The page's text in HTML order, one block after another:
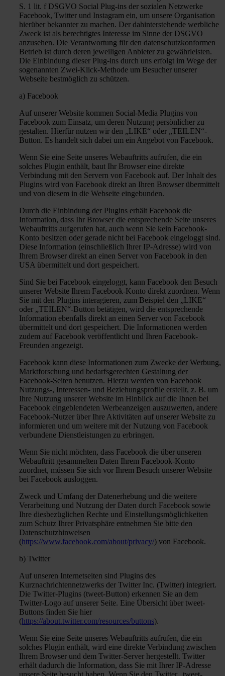
S. 1 lit. f DSGVO Social Plug-ins der sozialen Netzwerke
Facebook, Twitter und Instagram ein, um unsere Organisation
hierüber bekannter zu machen. Der dahinterstehende werbliche
Zweck ist als berechtigtes Interesse im Sinne der DSGVO
anzusehen. Die Verantwortung für den datenschutzkonformen
Betrieb ist durch deren jeweiligen Anbieter zu gewährleisten.
Die Einbindung dieser Plug-ins durch uns erfolgt im Wege der
sogenannten Zwei-Klick-Methode um Besucher unserer
Webseite bestmöglich zu schützen.
a) Facebook
Auf unserer Website kommen Social-Media Plugins von
Facebook zum Einsatz, um deren Nutzung persönlicher zu
gestalten. Hierfür nutzen wir den „LIKE“ oder „TEILEN“-
Button. Es handelt sich dabei um ein Angebot von Facebook.
Wenn Sie eine Seite unseres Webauftritts aufrufen, die ein
solches Plugin enthält, baut Ihr Browser eine direkte
Verbindung mit den Servern von Facebook auf. Der Inhalt des
Plugins wird von Facebook direkt an Ihren Browser übermittelt
und von diesem in die Webseite eingebunden.
Durch die Einbindung der Plugins erhält Facebook die
Information, dass Ihr Browser die entsprechende Seite unseres
Webauftritts aufgerufen hat, auch wenn Sie kein Facebook-
Konto besitzen oder gerade nicht bei Facebook eingeloggt sind.
Diese Information (einschließlich Ihrer IP-Adresse) wird von
Ihrem Browser direkt an einen Server von Facebook in den
USA übermittelt und dort gespeichert.
Sind Sie bei Facebook eingeloggt, kann Facebook den Besuch
unserer Website Ihrem Facebook-Konto direkt zuordnen. Wenn
Sie mit den Plugins interagieren, zum Beispiel den „LIKE“
oder „TEILEN“-Button betätigen, wird die entsprechende
Information ebenfalls direkt an einen Server von Facebook
übermittelt und dort gespeichert. Die Informationen werden
zudem auf Facebook veröffentlicht und Ihren Facebook-
Freunden angezeigt.
Facebook kann diese Informationen zum Zwecke der Werbung,
Marktforschung und bedarfsgerechten Gestaltung der
Facebook-Seiten benutzen. Hierzu werden von Facebook
Nutzungs-, Interessen- und Beziehungsprofile erstellt, z. B. um
Ihre Nutzung unserer Website im Hinblick auf die Ihnen bei
Facebook eingeblendeten Werbeanzeigen auszuwerten, andere
Facebook-Nutzer über Ihre Aktivitäten auf unserer Website zu
informieren und um weitere mit der Nutzung von Facebook
verbundene Dienstleistungen zu erbringen.
Wenn Sie nicht möchten, dass Facebook die über unseren
Webauftritt gesammelten Daten Ihrem Facebook-Konto
zuordnet, müssen Sie sich vor Ihrem Besuch unserer Website
bei Facebook ausloggen.
Zweck und Umfang der Datenerhebung und die weitere
Verarbeitung und Nutzung der Daten durch Facebook sowie
Ihre diesbezüglichen Rechte und Einstellungsmöglichkeiten
zum Schutz Ihrer Privatsphäre entnehmen Sie bitte den
Datenschutzhinweisen
(https://www.facebook.com/about/privacy/) von Facebook.
b) Twitter
Auf unseren Internetseiten sind Plugins des
Kurznachrichtennetzwerks der Twitter Inc. (Twitter) integriert.
Die Twitter-Plugins (tweet-Button) erkennen Sie an dem
Twitter-Logo auf unserer Seite. Eine Übersicht über tweet-
Buttons finden Sie hier
(https://about.twitter.com/resources/buttons).
Wenn Sie eine Seite unseres Webauftritts aufrufen, die ein
solches Plugin enthält, wird eine direkte Verbindung zwischen
Ihrem Browser und dem Twitter-Server hergestellt. Twitter
erhält dadurch die Information, dass Sie mit Ihrer IP-Adresse